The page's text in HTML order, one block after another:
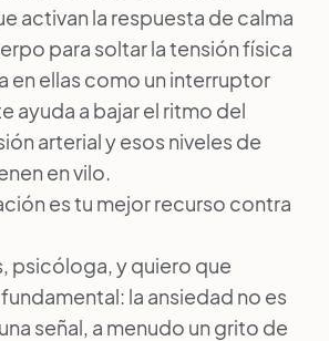
activan la respuesta de calma
para soltar la tensión física
en ellas como un interruptor
ayuda a bajar el ritmo del
arterial y esos niveles de
en vilo.
es tu mejor recurso contra
psicóloga, y quiero que
la ansiedad no es
señal, a menudo un grito de